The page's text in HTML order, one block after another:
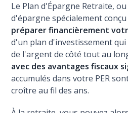
Le Plan d'Épargne Retraite,
d'épargne spécialement
préparer financièrement
d'un plan d'investissement
de l'argent de côté tout au
avec des avantages fiscaux
accumulés dans votre PER
croître au fil des ans.